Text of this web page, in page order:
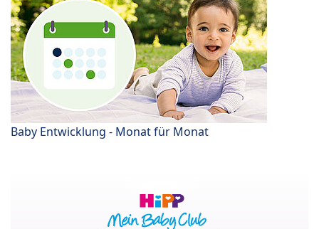
Baby Entwicklung - Monat für Monat